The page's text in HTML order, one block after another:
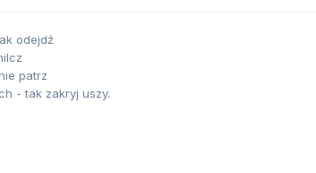
odejdź
patrz
- tak zakryj uszy.